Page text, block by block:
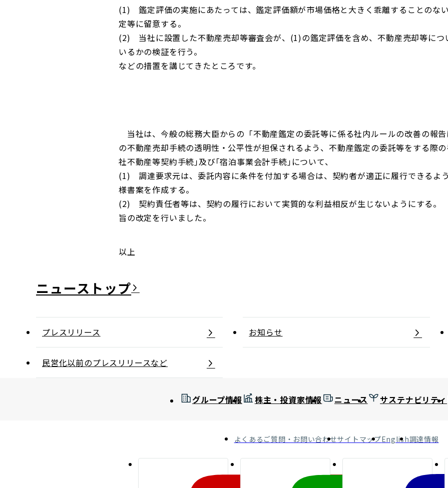
(1) 鑑定評価の実施にあたっては、鑑定評価額が市場価格と大きく乖離することのな
定等に留意する。
(2) 当社に設置した不動産売却等審査会が、(1)の鑑定評価を含め、不動産売却等につ
いるかの検証を行う。
などの措置を講じてきたところです。
当社は、今般の総務大臣からの「不動産鑑定の委託等に係る社内ルールの改善の報
の不動産売却手続の透明性・公平性が担保されるよう、不動産鑑定の委託等をする際
社不動産等契約手続｣及び｢宿泊事業会計手続｣について、
(1) 調達要求元は、委託内容に条件を付加する場合は、契約者が適正に履行できるよ
様書案を作成する。
(2) 契約責任者等は、契約の履行において実質的な利益相反が生じないようにする。
旨の改定を行いました。
以上
ニュース
プレスリリース お知らせ
民営化以前のプレスリリースなど
グループ情報 株主・投資家情報 ニュース サステナビリティ
よくあるご質問・お問い合わせサイトマップEnglish調達情報